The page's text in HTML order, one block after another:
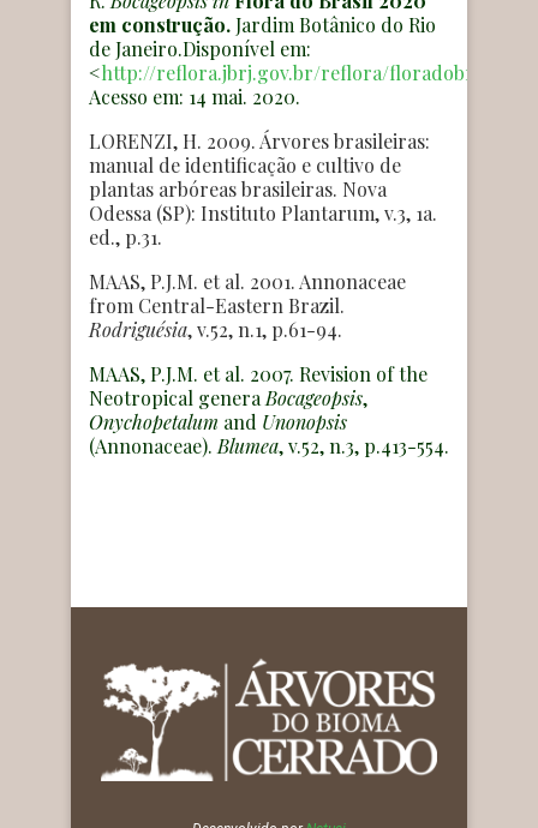
em construção.Jardim Botânico do Rio
de Janeiro.Disponível em:
<http://reflora.jbrj.gov.br/reflora/floradobrasil/
Acesso em: 14 mai. 2020.
LORENZI, H. 2009. Árvores brasileiras:
manual de identificação e cultivo de
plantas arbóreas brasileiras. Nova
Odessa (SP): Instituto Plantarum, v.3, 1a.
ed., p.31.
MAAS, P.J.M. et al. 2001. Annonaceae
from Central-Eastern Brazil.
Rodriguésia, v.52, n.1, p.61-94.
MAAS, P.J.M. et al. 2007. Revision of the
Neotropical genera Bocageopsis,
Onychopetalum and Unonopsis
(Annonaceae). Blumea, v.52, n.3, p.413-554.